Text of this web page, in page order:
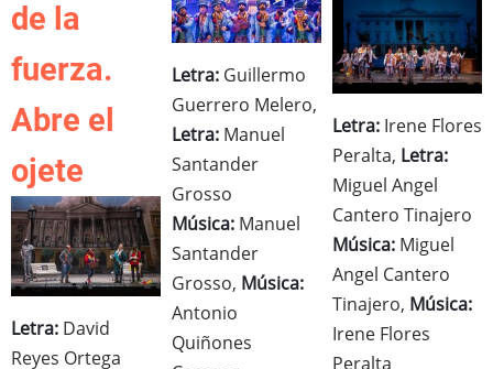
de la
fuerza.
Abre el
ojete
Letra: David
Reyes Ortega
Letra: Guillermo
Guerrero Melero,
Letra: Manuel
Santander
Grosso
Música: Manuel
Santander
Grosso, Música:
Antonio
Quiñones
Letra: Irene Flores
Peralta, Letra:
Miguel Angel
Cantero Tinajero
Música: Miguel
Angel Cantero
Tinajero, Música:
Irene Flores
Peralta